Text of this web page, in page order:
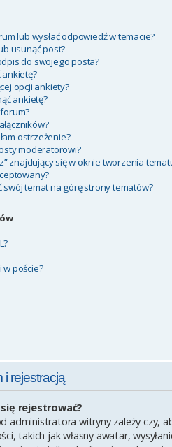
lub wysłać odpowiedź w temacie?
usunąć post?
do swojego posta?
opcji ankiety?
ankietę?
ostrzeżenie?
moderatorowi?
znajdujący się w oknie tworzenia
temat na górę strony tematów?
poście?
i rejestracją
rejestrować?
administratora witryny zależy
takich jak własny awatar,